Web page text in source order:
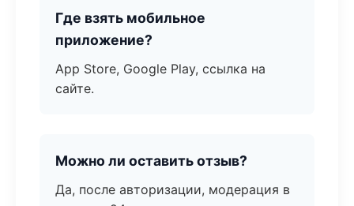
Где взять мобильное
приложение?
App Store, Google Play, ссылка на
сайте.
Можно ли оставить отзыв?
Да, после авторизации, модерация в